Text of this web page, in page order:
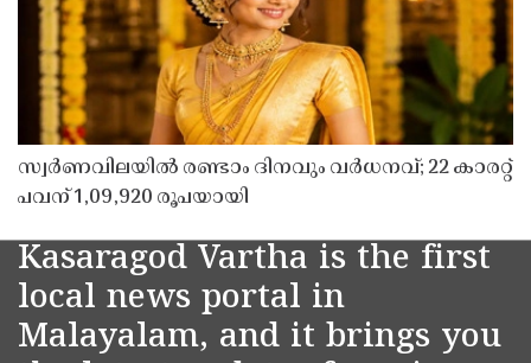
സ്വർണവിലയിൽ രണ്ടാം ദിനവും വർധനവ്; 22 കാരറ്റ്
പവന് 1,09,920 രൂപയായി
Kasaragod Vartha is the first
local news portal in
Malayalam, and it brings you